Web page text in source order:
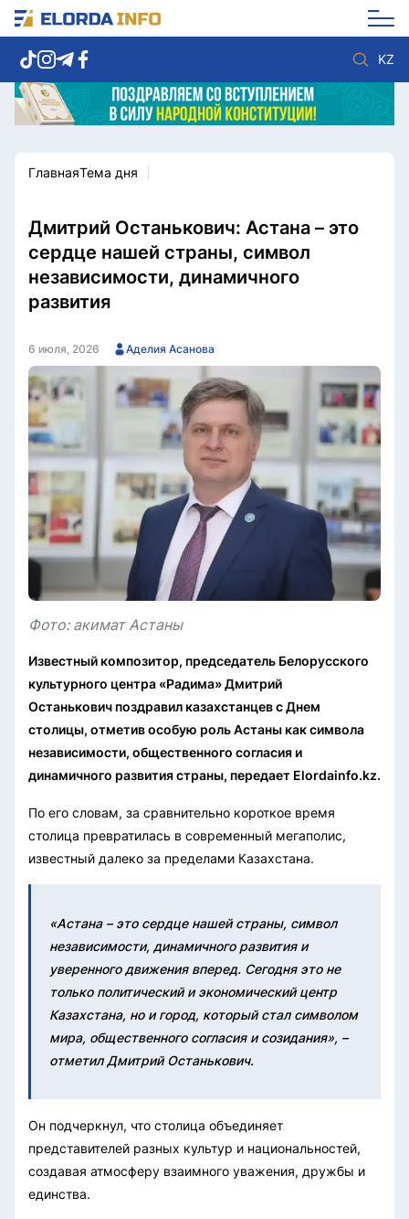
KZ
Новости столицы
Спорт
Культура
Разное
Видео
Мир
Послание
Служба Комплаенс
Этический кодекс
ГлавнаяТема дня
Дмитрий Останькович: Астана – это
сердце нашей страны, символ
независимости, динамичного
развития
6 июля, 2026 Аделия Асанова
Фото: акимат Астаны
Известный композитор, председатель Белорусского
культурного центра «Радима» Дмитрий
Останькович поздравил казахстанцев с Днем
столицы, отметив особую роль Астаны как символа
независимости, общественного согласия и
динамичного развития страны, передает Elordainfo.kz.
По его словам, за сравнительно короткое время
столица превратилась в современный мегаполис,
известный далеко за пределами Казахстана.
«Астана – это сердце нашей страны, символ
независимости, динамичного развития и
уверенного движения вперед. Сегодня это не
только политический и экономический центр
Казахстана, но и город, который стал символом
мира, общественного согласия и созидания», –
отметил Дмитрий Останькович.
Он подчеркнул, что столица объединяет
представителей разных культур и национальностей,
создавая атмосферу взаимного уважения, дружбы и
единства.